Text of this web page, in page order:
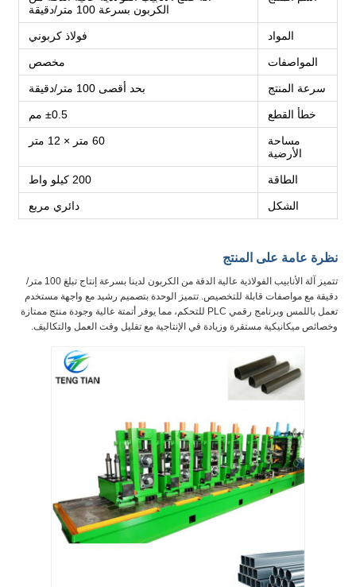
الكربون بسرعة 100 متر/دقيقة
المواد فولاذ كربوني
المواصفات مخصص
سرعة المنتج بحد أقصى 100 متر/دقيقة
خطأ القطع ±0.5 مم
مساحة
الأرضية
60 متر × 12 متر
الطاقة 200 كيلو واط
الشكل دائري مربع
نظرة عامة على المنتج
تتميز آلة الأنابيب الفولاذية عالية الدقة من الكربون لدينا بسرعة إنتاج تبلغ 100 متر/
دقيقة مع مواصفات قابلة للتخصيص. تتميز الوحدة بتصميم رشيد مع واجهة مستخدم
تعمل باللمس وبرنامج رقمي PLC للتحكم، مما يوفر أتمتة عالية وجودة منتج ممتازة
وخصائص ميكانيكية مستقرة وزيادة في الإنتاجية مع تقليل وقت العمل والتكاليف.